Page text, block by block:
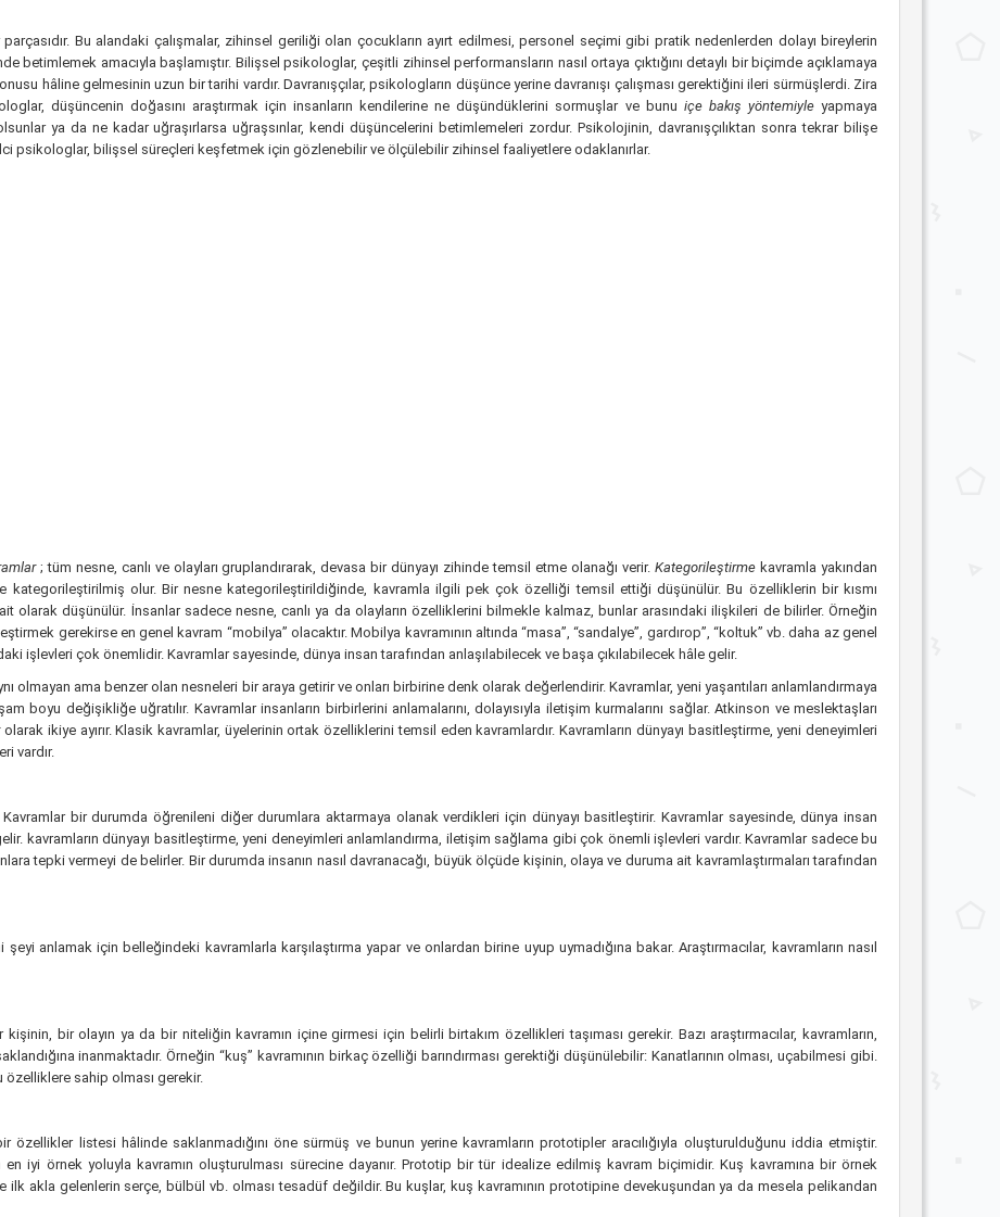
Bu alandaki çalışmalar, zihinsel geriliği olan çocukların ayırt edilmesi, personel seçimi gibi pratik nedenlerden dolayı bireylerin
amacıyla başlamıştır. Bilişsel psikologlar, çeşitli zihinsel performansların nasıl ortaya çıktığını detaylı bir biçimde açıklamaya
hâline gelmesinin uzun bir tarihi vardır. Davranışçılar, psikologların düşünce yerine davranışı çalışması gerektiğini ileri sürmüşlerdi. Zira
düşüncenin doğasını araştırmak için insanların kendilerine ne düşündüklerini sormuşlar ve bunu içe bakış yöntemiyleyapmaya
ya da ne kadar uğraşırlarsa uğraşsınlar, kendi düşüncelerini betimlemeleri zordur. Psikolojinin, davranışçılıktan sonra tekrar bilişe
psikologlar, bilişsel süreçleri keşfetmek için gözlenebilir ve ölçülebilir zihinsel faaliyetlere odaklanırlar.
; tüm nesne, canlı ve olayları gruplandırarak, devasa bir dünyayı zihinde temsil etme olanağı verir.Kategorileştirme kavramla yakından
kategorileştirilmiş olur. Bir nesne kategorileştirildiğinde, kavramla ilgili pek çok özelliği temsil ettiği düşünülür. Bu özelliklerin bir kısmı
düşünülür. İnsanlar sadece nesne, canlı ya da olayların özelliklerini bilmekle kalmaz, bunlar arasındaki ilişkileri de bilirler. Örneğin
gerekirse en genel kavram “mobilya” olacaktır. Mobilya kavramının altında “masa”, “sandalye”, gardırop”, “koltuk” vb. daha az genel
işlevleri çok önemlidir. Kavramlar sayesinde, dünya insan tarafından anlaşılabilecek ve başa çıkılabilecek hâle gelir.
olmayan ama benzer olan nesneleri bir araya getirir ve onları birbirine denk olarak değerlendirir. Kavramlar, yeni yaşantıları anlamlandırmaya
boyu değişikliğe uğratılır. Kavramlar insanların birbirlerini anlamalarını, dolayısıyla iletişim kurmalarını sağlar. Atkinson ve meslektaşları
olarak ikiye ayırır. Klasik kavramlar, üyelerinin ortak özelliklerini temsil eden kavramlardır. Kavramların dünyayı basitleştirme, yeni deneyimleri
vardır.
bir durumda öğrenileni diğer durumlara aktarmaya olanak verdikleri için dünyayı basitleştirir. Kavramlar sayesinde, dünya insan
kavramların dünyayı basitleştirme, yeni deneyimleri anlamlandırma, iletişim sağlama gibi çok önemli işlevleri vardır. Kavramlar sadece bu
tepki vermeyi de belirler. Bir durumda insanın nasıl davranacağı, büyük ölçüde kişinin, olaya ve duruma ait kavramlaştırmaları tarafından
anlamak için belleğindeki kavramlarla karşılaştırma yapar ve onlardan birine uyup uymadığına bakar. Araştırmacılar, kavramların nasıl
bir olayın ya da bir niteliğin kavramın içine girmesi için belirli birtakım özellikleri taşıması gerekir. Bazı araştırmacılar, kavramların,
inanmaktadır. Örneğin “kuş” kavramının birkaç özelliği barındırması gerektiği düşünülebilir: Kanatlarının olması, uçabilmesi gibi.
özelliklere sahip olması gerekir.
listesi hâlinde saklanmadığını öne sürmüş ve bunun yerine kavramların prototipler aracılığıyla oluşturulduğunu iddia etmiştir.
iyi örnek yoluyla kavramın oluşturulması sürecine dayanır. Prototip bir tür idealize edilmiş kavram biçimidir. Kuş kavramına bir örnek
akla gelenlerin serçe, bülbül vb. olması tesadüf değildir. Bu kuşlar, kuş kavramının prototipine devekuşundan ya da mesela pelikandan